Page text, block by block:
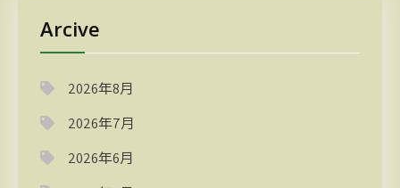
Arcive
2026年8月
2026年7月
2026年6月